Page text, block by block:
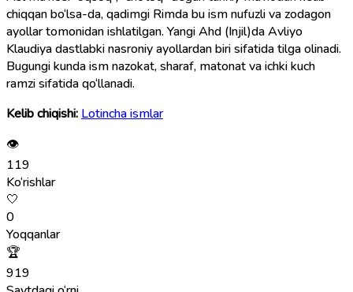
chiqqan bo‘lsa-da, qadimgi Rimda bu ism nufuzli va zodagon
ayollar tomonidan ishlatilgan. Yangi Ahd (Injil)da Avliyo
Klaudiya dastlabki nasroniy ayollardan biri sifatida tilga olinadi.
Bugungi kunda ism nazokat, sharaf, matonat va ichki kuch
ramzi sifatida qo‘llanadi.
Kelib chiqishi: Lotincha ismlar
👁
119
Ko‘rishlar
🤍
0
Yoqqanlar
🏆
919